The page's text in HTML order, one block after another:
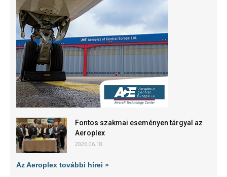
Fontos szakmai eseményen tárgyal az
Aeroplex
2026.06.18.
Az Aeroplex további hírei »